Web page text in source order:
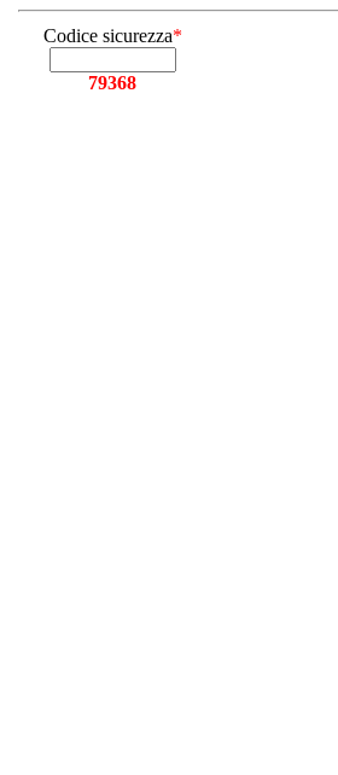
Codice sicurezza*
79368